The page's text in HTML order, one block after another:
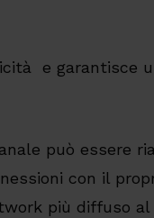
e garantisce
può essere
con il
più diffuso al